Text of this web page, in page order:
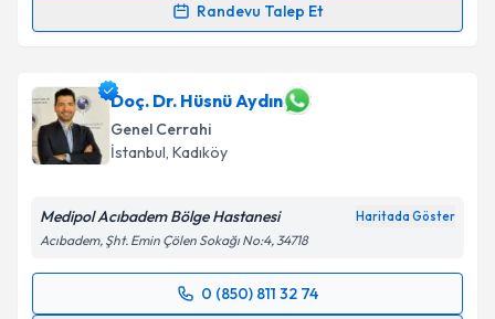
Randevu Talep Et
takvim hazırlandığında e-posta ile bilgilendireceğiz.
E-posta Adresiniz
Kişisel verilerimin işlenmesine ilişkin
Metni'ni okudum ve kişisel verilerimin belirtilen
kapsamda işlenmesini kabul ediyorum.
Doç. Dr. Hüsnü Aydın
Genel Cerrahi
İstanbul, Kadıköy
Medipol Acıbadem Bölge Hastanesi Haritada Göster
Acıbadem, Şht. Emin Çölen Sokağı No:4, 34718
0 (850) 811 32 74
Randevu Takvimi Talebi